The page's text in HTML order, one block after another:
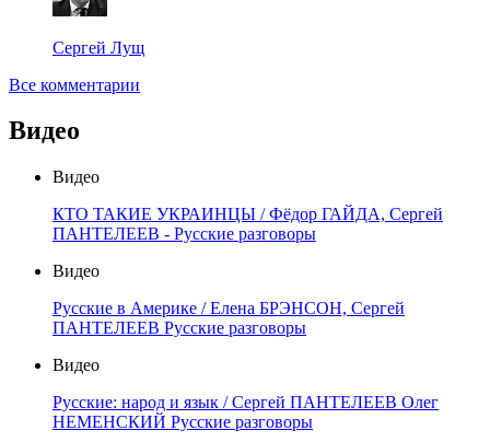
Сергей Лущ
Все комментарии
Видео
Видео
КТО ТАКИЕ УКРАИНЦЫ / Фёдор ГАЙДА, Сергей
ПАНТЕЛЕЕВ - Русские разговоры
Видео
Русские в Америке / Елена БРЭНСОН, Сергей
ПАНТЕЛЕЕВ Русские разговоры
Видео
Русские: народ и язык / Сергей ПАНТЕЛЕЕВ Олег
НЕМЕНСКИЙ Русские разговоры